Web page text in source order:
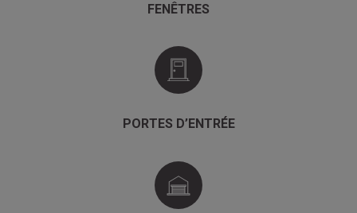
FENÊTRES
PORTES D’ENTRÉE